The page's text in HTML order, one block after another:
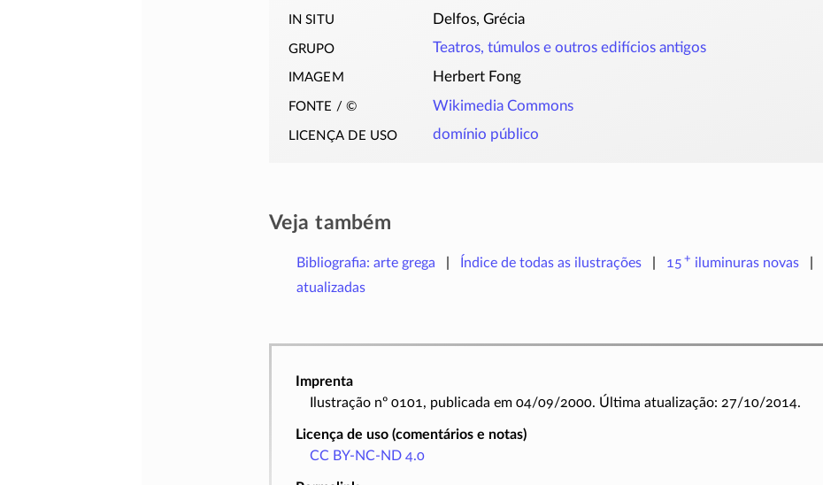
in situ Delfos, Grécia
grupo Teatros, túmulos e outros edifícios antigos
imagem Herbert Fong
fonte / © Wikimedia Commons
licença de uso domínio público
Veja também
Bibliografia: arte grega Índice de todas as ilustrações 15 + iluminurasnovas
atualizadas
Imprenta
Ilustração nº 0101, publicada em 04/09/2000. Última atualização: 27/10/2014.
Licença de uso (comentários e notas)
CC BY-NC-ND 4.0